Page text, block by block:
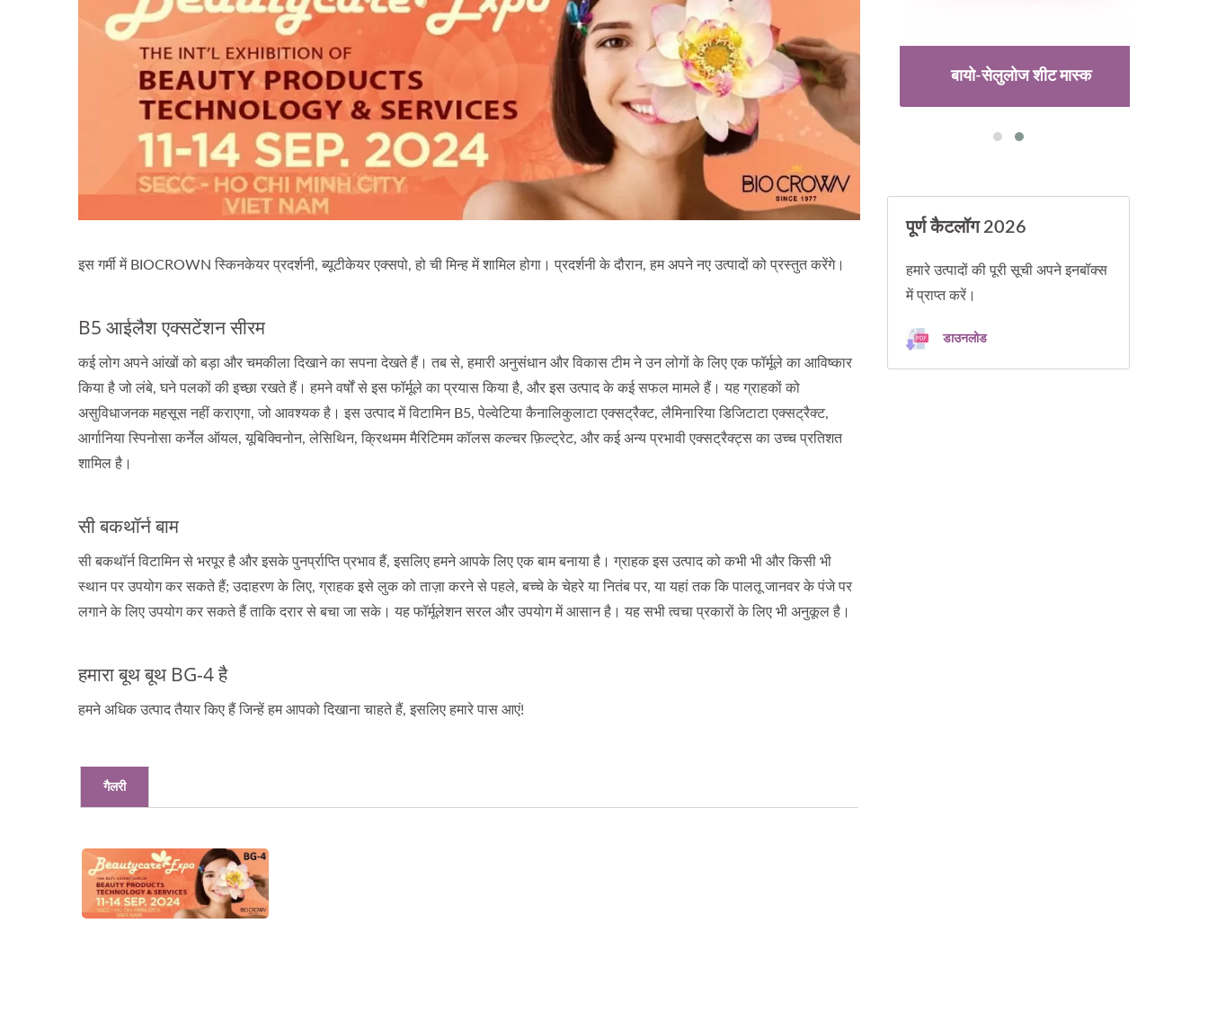
इस गर्मी में BIOCROWN स्किनकेयर प्रदर्शनी, ब्यूटीकेयर एक्सपो, हो ची मिन्ह में शामिल होगा। प्रदर्शनी के दौरान, हम अपने नए उत्पादों को प्रस्तुत करेंगे।
B5 आईलैश एक्सटेंशन सीरम
कई लोग अपने आंखों को बड़ा और चमकीला दिखाने का सपना देखते हैं। तब से, हमारी अनुसंधान और विकास टीम ने उन लोगों के लिए एक फॉर्मूले का आविष्कार
किया है जो लंबे, घने पलकों की इच्छा रखते हैं। हमने वर्षों से इस फॉर्मूले का प्रयास किया है, और इस उत्पाद के कई सफल मामले हैं। यह ग्राहकों को
असुविधाजनक महसूस नहीं कराएगा, जो आवश्यक है। इस उत्पाद में विटामिन B5, पेल्वेटिया कैनालिकुलाटा एक्सट्रैक्ट, लैमिनारिया डिजिटाटा एक्सट्रैक्ट,
आर्गानिया स्पिनोसा कर्नेल ऑयल, यूबिक्विनोन, लेसिथिन, क्रिथमम मैरिटिमम कॉलस कल्चर फ़िल्ट्रेट, और कई अन्य प्रभावी एक्सट्रैक्ट्स का उच्च प्रतिशत
शामिल है।
सी बकथॉर्न बाम
सी बकथॉर्न विटामिन से भरपूर है और इसके पुनर्प्राप्ति प्रभाव हैं, इसलिए हमने आपके लिए एक बाम बनाया है। ग्राहक इस उत्पाद को कभी भी और किसी भी
स्थान पर उपयोग कर सकते हैं; उदाहरण के लिए, ग्राहक इसे लुक को ताज़ा करने से पहले, बच्चे के चेहरे या नितंब पर, या यहां तक कि पालतू जानवर के पंजे पर
लगाने के लिए उपयोग कर सकते हैं ताकि दरार से बचा जा सके। यह फॉर्मूलेशन सरल और उपयोग में आसान है। यह सभी त्वचा प्रकारों के लिए भी अनुकूल है।
हमारा बूथ बूथ BG-4 है
हमने अधिक उत्पाद तैयार किए हैं जिन्हें हम आपको दिखाना चाहते हैं, इसलिए हमारे पास आएं!
गैलरी
नवीकरण तेल कैप्सूल बायो-सेलुलोज शीट मास्क नवीकरण तेल कैप्सूल बायो-सेलुलोज शीट मास्क
पूर्ण कैटलॉग 2026
हमारे उत्पादों की पूरी सूची अपने इनबॉक्स
में प्राप्त करें।
डाउनलोड